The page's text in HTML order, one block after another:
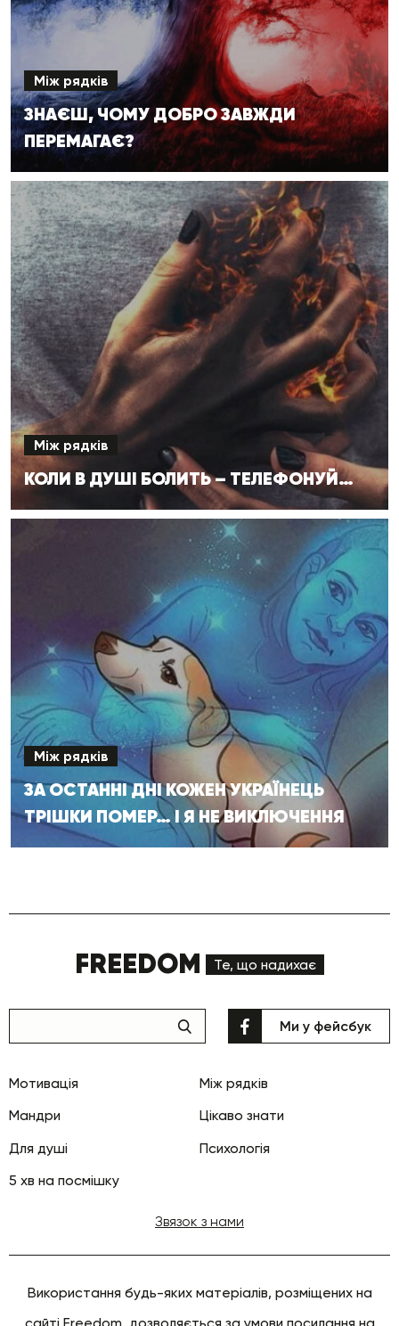
Між рядків
ЗНАЄШ, ЧОМУ ДОБРО ЗАВЖДИ
ПЕРЕМАГАЄ?
Між рядків
КОЛИ В ДУШІ БОЛИТЬ – ТЕЛЕФОНУЙ…
Між рядків
ЗА ОСТАННІ ДНІ КОЖЕН УКРАЇНЕЦЬ
ТРІШКИ ПОМЕР… І Я НЕ ВИКЛЮЧЕННЯ
FREEDOM Те, що надихає
Мотивація
Між рядків
Мандри
Цікаво знати
Для душі
Психологія
5 хв на посмішку
Ми у фейсбук
Звязок з нами
Використання будь-яких матеріалів, розміщених на